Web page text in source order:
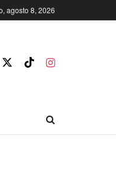
agosto 8, 2026